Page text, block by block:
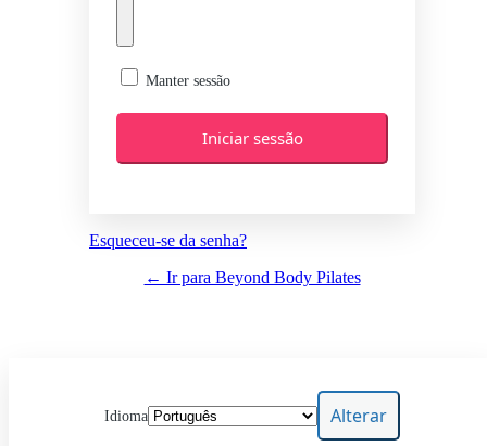
Manter sessão
Esqueceu-se da senha?
← Ir para Beyond Body Pilates
Idioma